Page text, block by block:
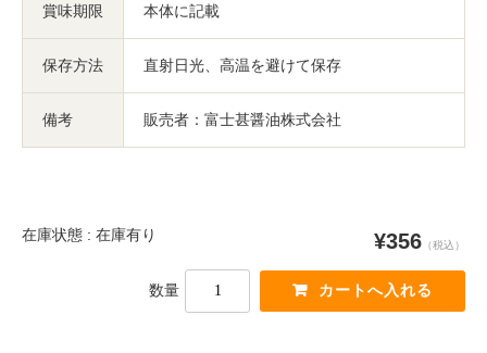
賞味期限 本体に記載
保存方法 直射日光、高温を避けて保存
備考 販売者：富士甚醤油株式会社
在庫状態 : 在庫有り ¥356 （税込）
数量